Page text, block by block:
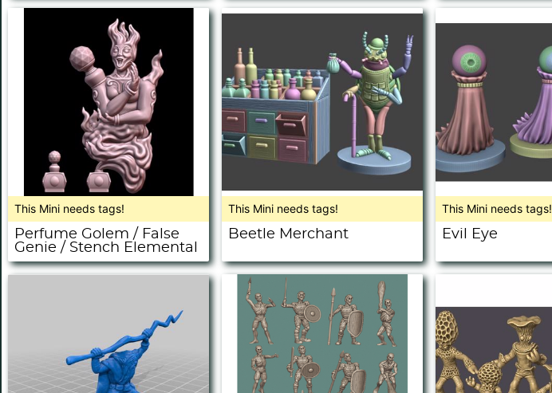
This Mini needs tags!
Perfume Golem / False
Genie / Stench Elemental
This Mini needs tags!
Beetle Merchant
This Mini needs tags!
Evil Eye